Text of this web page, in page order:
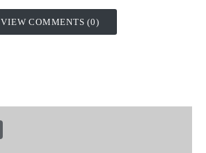
VIEW COMMENTS (0)